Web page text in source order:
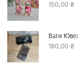
150,00 ₴
Ваги
180,00 ₴